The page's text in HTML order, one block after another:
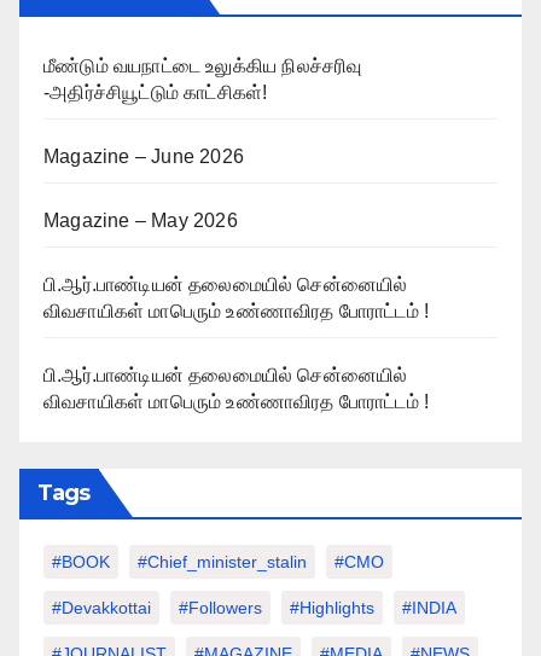
மீண்டும் வயநாட்டை உலுக்கிய நிலச்சரிவு
-அதிர்ச்சியூட்டும் காட்சிகள்!
Magazine – June 2026
Magazine – May 2026
பி.ஆர்.பாண்டியன் தலைமையில் சென்னையில்
விவசாயிகள் மாபெரும் உண்ணாவிரத போராட்டம் !
பி.ஆர்.பாண்டியன் தலைமையில் சென்னையில்
விவசாயிகள் மாபெரும் உண்ணாவிரத போராட்டம் !
Tags
#BOOK #chief_minister_stalin #CMO
#devakkottai #followers #highlights #INDIA